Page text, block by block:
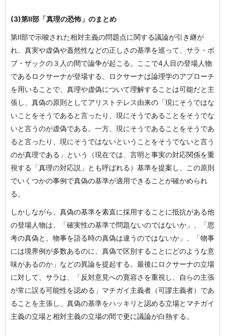
(3)第II部「真理の恐怖」のまとめ
第Ⅱ部で示唆された相対主義の問題点に関する議論が引き継が
れ、真実や虚偽や蓋然性などの正しさの基準を巡って、サラ・ボ
ブ・ザックの３人の間で論争が起こる。ここで4人目の登場人物
であるロクサーナが登場する。ロクサーナは論理学のアプローチ
を用いることで、真理や虚偽について理解することは可能だと主
張し、真偽の原則としてアリストテレス由来の「現にそうではな
いことをそうであると言ったり、現にそうであることをそうでな
いと言うのが虚偽である。一方、現にそうであることをそうであ
ると言ったり、現にそうではないということをそうでないと言う
のが真理である」という（現在では、言明と事実の対応関係を重
視する「真理の対応説」とも呼ばれる）基準を提案し、この原則
でいくつかの事例で真偽の基準が適用できることが確かめられ
る。
しかしながら、真偽の基準を素直に採用することに抵抗がある他
の登場人物は、「確実性の基準で問題ないのではないか」、「思
考の真偽と、物事を語る時の真偽は違うのではないか」、「物事
には境界例が多数あるのに、真偽で区別することにどのような意
味があるのか」などの異論を提起する。最後にロクサーナの立場
に対して、サラは、「反対意見への寛容さを重視し、自らの主張
が常に誤る可能性を認める」マチガイ主義者（可謬主義者）であ
ることを主張し、真偽の基準をハッキリと認める立場とマチガイ
主義の立場と相対主義の立場の間で更に議論が白熱する。